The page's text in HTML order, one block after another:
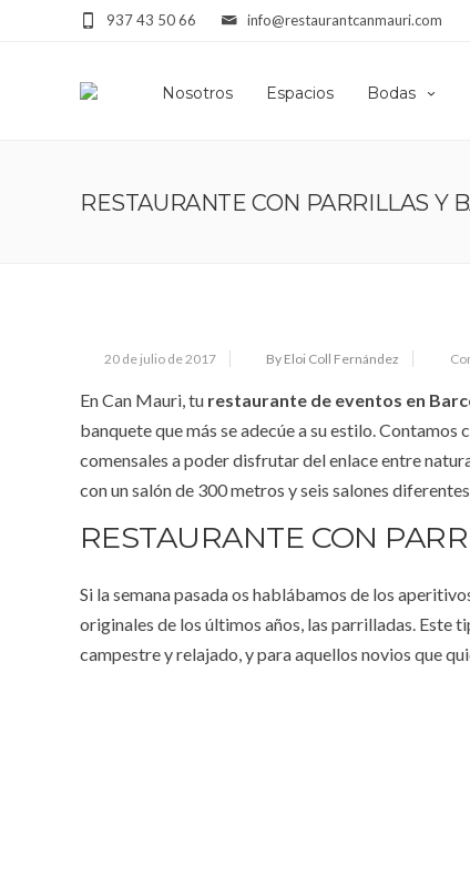
info@restaurantcanmauri.com
937 43 50 66
Nosotros Espacios Bodas
RESTAURANTE CON PARRILLAS Y
20 de julio de 2017 By Eloi Coll Fernández
En Can Mauri, tu restaurante de eventos en
banquete que más se adecúe a su estilo.
comensales a poder disfrutar del enlace entre
con un salón de 300 metros y seis salones
RESTAURANTE CON
Si la semana pasada os hablábamos de los
originales de los últimos años, las parrilladas. Este
campestre y relajado, y para aquellos novios que